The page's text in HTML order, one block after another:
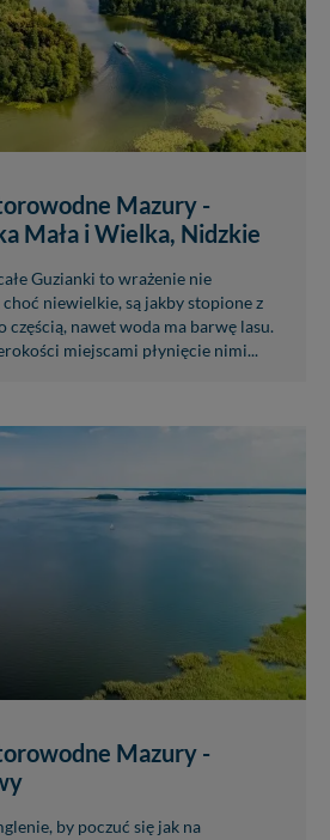
Mazury -
Mała i Wielka, Nidzkie
Guzianki to wrażenie nie
niewielkie, są jakby stopione z
częścią, nawet woda ma barwę lasu.
miejscami płynięcie nimi...
Mazury -
by poczuć się jak na